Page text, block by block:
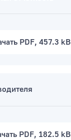
PDF, 457.3 kB
PDF, 182.5 kB